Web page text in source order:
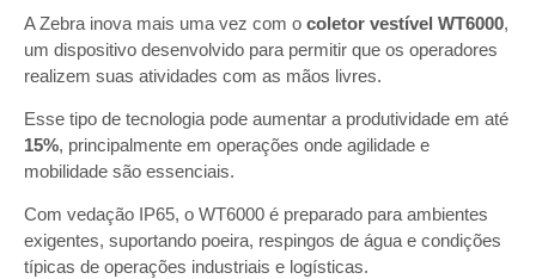
A Zebra inova mais uma vez com o coletor vestível WT6000,
um dispositivo desenvolvido para permitir que os operadores
realizem suas atividades com as mãos livres.
Esse tipo de tecnologia pode aumentar a produtividade em até
15%, principalmente em operações onde agilidade e
mobilidade são essenciais.
Com vedação IP65, o WT6000 é preparado para ambientes
exigentes, suportando poeira, respingos de água e condições
típicas de operações industriais e logísticas.